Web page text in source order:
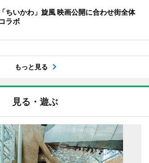
ちいかわ」旋風 映画公開に合わせ街全体
ラボ
もっと見る
見る・遊ぶ